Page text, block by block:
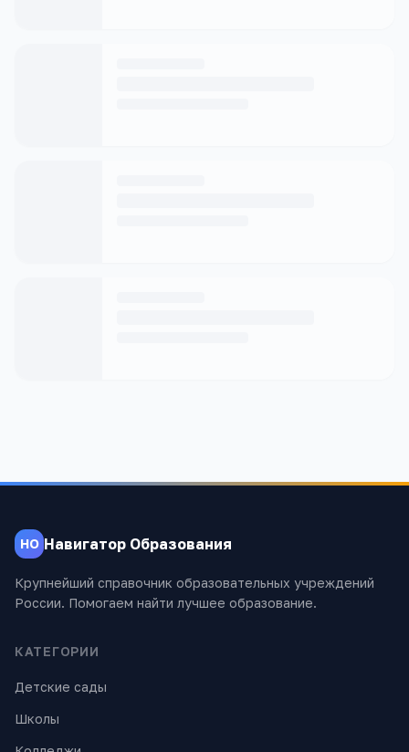
НО Навигатор Образования
Крупнейший справочник образовательных учреждений
России. Помогаем найти лучшее образование.
КАТЕГОРИИ
Детские сады
Школы